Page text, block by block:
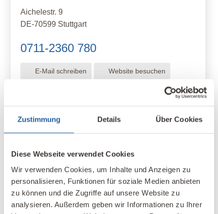
Zustimmung Details Über Cookies
Diese Webseite verwendet Cookies
Wir verwenden Cookies, um Inhalte und Anzeigen zu
personalisieren, Funktionen für soziale Medien anbieten
zu können und die Zugriffe auf unsere Website zu
analysieren. Außerdem geben wir Informationen zu Ihrer
Aichelestr. 9
DE-70599 Stuttgart
0711-2360 780
E-Mail schreiben Website besuchen